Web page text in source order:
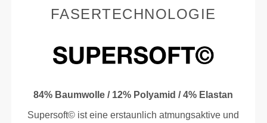
FASERTECHNOLOGIE
84% Baumwolle / 12% Polyamid / 4% Elastan
Supersoft© ist eine erstaunlich atmungsaktive und